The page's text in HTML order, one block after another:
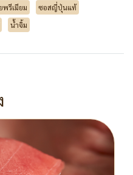
พรีเมียม
ซอสญี่ปุ่นแท้
น้ำจิ้ม